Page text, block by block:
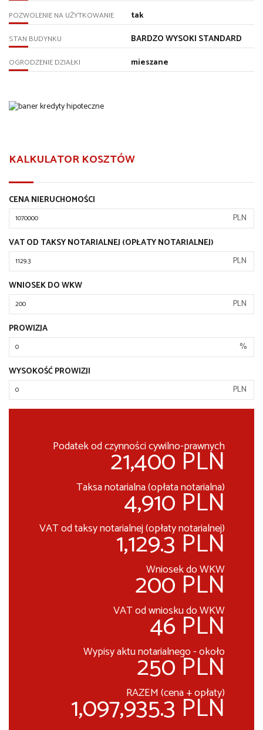
POZWOLENIE NA UŻYTKOWANIE tak
STAN BUDYNKU BARDZO WYSOKI STANDARD
OGRODZENIE DZIAŁKI mieszane
KALKULATOR KOSZTÓW
CENA NIERUCHOMOŚCI
PLN
VAT OD TAKSY NOTARIALNEJ (OPŁATY NOTARIALNEJ)
PLN
WNIOSEK DO WKW
PLN
PROWIZJA
%
WYSOKOŚĆ PROWIZJI
PLN
Podatek od czynności cywilno-prawnych
21,400 PLN
Taksa notarialna (opłata notarialna)
4,910 PLN
VAT od taksy notarialnej (opłaty notarialnej)
1,129.3 PLN
Wniosek do WKW
200 PLN
VAT od wniosku do WKW
46 PLN
Wypisy aktu notarialnego - około
250 PLN
RAZEM (cena + opłaty)
1,097,935.3 PLN